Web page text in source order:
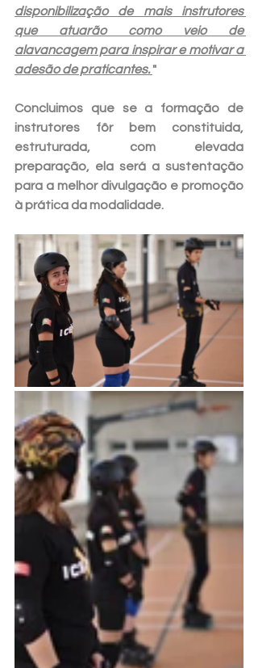
disponibilização de mais instrutores
que atuarão como veio de
alavancagem para inspirar e motivar a
adesão de praticantes. "
Concluimos que se a formação de
instrutores fôr bem constituida,
estruturada, com elevada
preparação, ela será a sustentação
para a melhor divulgação e promoção
à prática da modalidade.